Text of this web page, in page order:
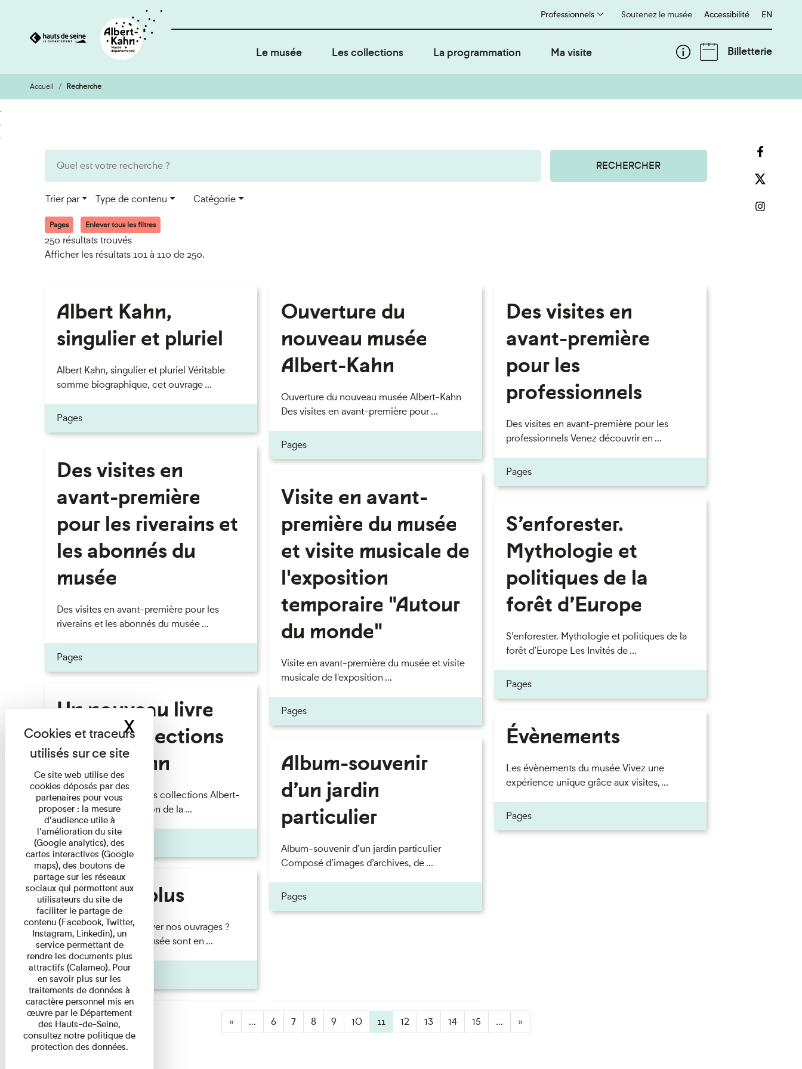
Aller
au
contenu
Aller
à
la
Soutenez le musée
Professionnels Accessibilité English
EN
Le musée Les collections La programmation Ma visite Billetterie
Accueil Recherche
RECHERCHER
Trier par Type de contenu Catégorie
Pages Enlever tous les filtres
250 résultats trouvés
Afficher les résultats 101 à 110 de 250.
Albert Kahn,
singulier et pluriel
Albert Kahn, singulier et pluriel Véritable
somme biographique, cet ouvrage ...
Pages
Des visites en
avant-première
pour les riverains et
les abonnés du
musée
Des visites en avant-première pour les
riverains et les abonnés du musée ...
Pages
Un nouveau livre
sur les collections
Albert-Kahn
Un nouveau livre sur les collections Albert-
Kahn Publié à l’occasion de la ...
Pages
En savoir plus
En savoir plus Où trouver nos ouvrages ?
Les publications du musée sont en ...
Pages
Ouverture du
nouveau musée
Albert-Kahn
Ouverture du nouveau musée Albert-Kahn
Des visites en avant-première pour ...
Pages
Visite en avant-
première du musée
et visite musicale de
l'exposition
temporaire "Autour
du monde"
Visite en avant-première du musée et visite
musicale de l'exposition ...
Pages
Album-souvenir
d’un jardin
particulier
Album-souvenir d’un jardin particulier
Composé d’images d’archives, de ...
Pages
Des visites en
avant-première
pour les
professionnels
Des visites en avant-première pour les
professionnels Venez découvrir en ...
Pages
S’enforester.
Mythologie et
politiques de la
forêt d’Europe
S’enforester. Mythologie et politiques de la
forêt d’Europe Les Invités de ...
Pages
Évènements
Les évènements du musée Vivez une
expérience unique grâce aux visites, ...
Pages
« ... 6 7 8 9 10 11(active)
12 13 14 15 ... »
Ce site web utilise des
cookies déposés par des
partenaires pour vous
proposer : la mesure
d’audience utile à
l’amélioration du site
(Google analytics), des
cartes interactives (Google
maps), des boutons de
partage sur les réseaux
sociaux qui permettent aux
utilisateurs du site de
faciliter le partage de
contenu (Facebook, Twitter,
Instagram, Linkedin), un
service permettant de
rendre les documents plus
attractifs (Calameo). Pour
en savoir plus sur les
traitements de données à
caractère personnel mis en
œuvre par le Département
des Hauts-de-Seine,
consultez notre politique de
protection des données.
XMasquer le bandeau des cookies